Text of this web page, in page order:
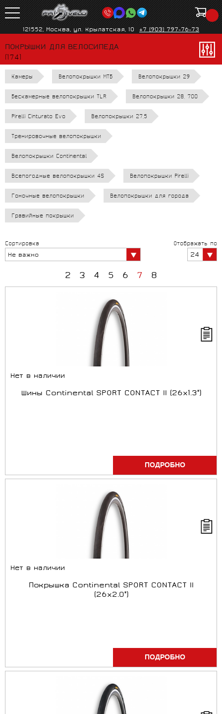
121552, Москва, ул. Крылатская, 10 +7 (903) 797-76-73
ПОКРЫШКИ ДЛЯ ВЕЛОСИПЕДА
(174)
Камеры Велопокрышки МТБ Велопокрышки 29
Бескамерные велопокрышки TLR Велопокрышки 28, 700
Pirelli Cinturato Evo Велопокрышки 27,5
Тренировочные велопокрышки
Велопокрышки Continental
Всепогодные велопокрышки 4S Велопокрышки Pirelli
Гоночные велопокрышки Велопокрышки для города
Гравийные покрышки
Сортировка
Не важно
Отображать по
24
2 3 4 5 6 7 8
Нет в наличии
Шины Continental SPORT CONTACT II (26x1.3")
ПОДРОБНО
Нет в наличии
Покрышка Continental SPORT CONTACT II
(26x2.0")
ПОДРОБНО